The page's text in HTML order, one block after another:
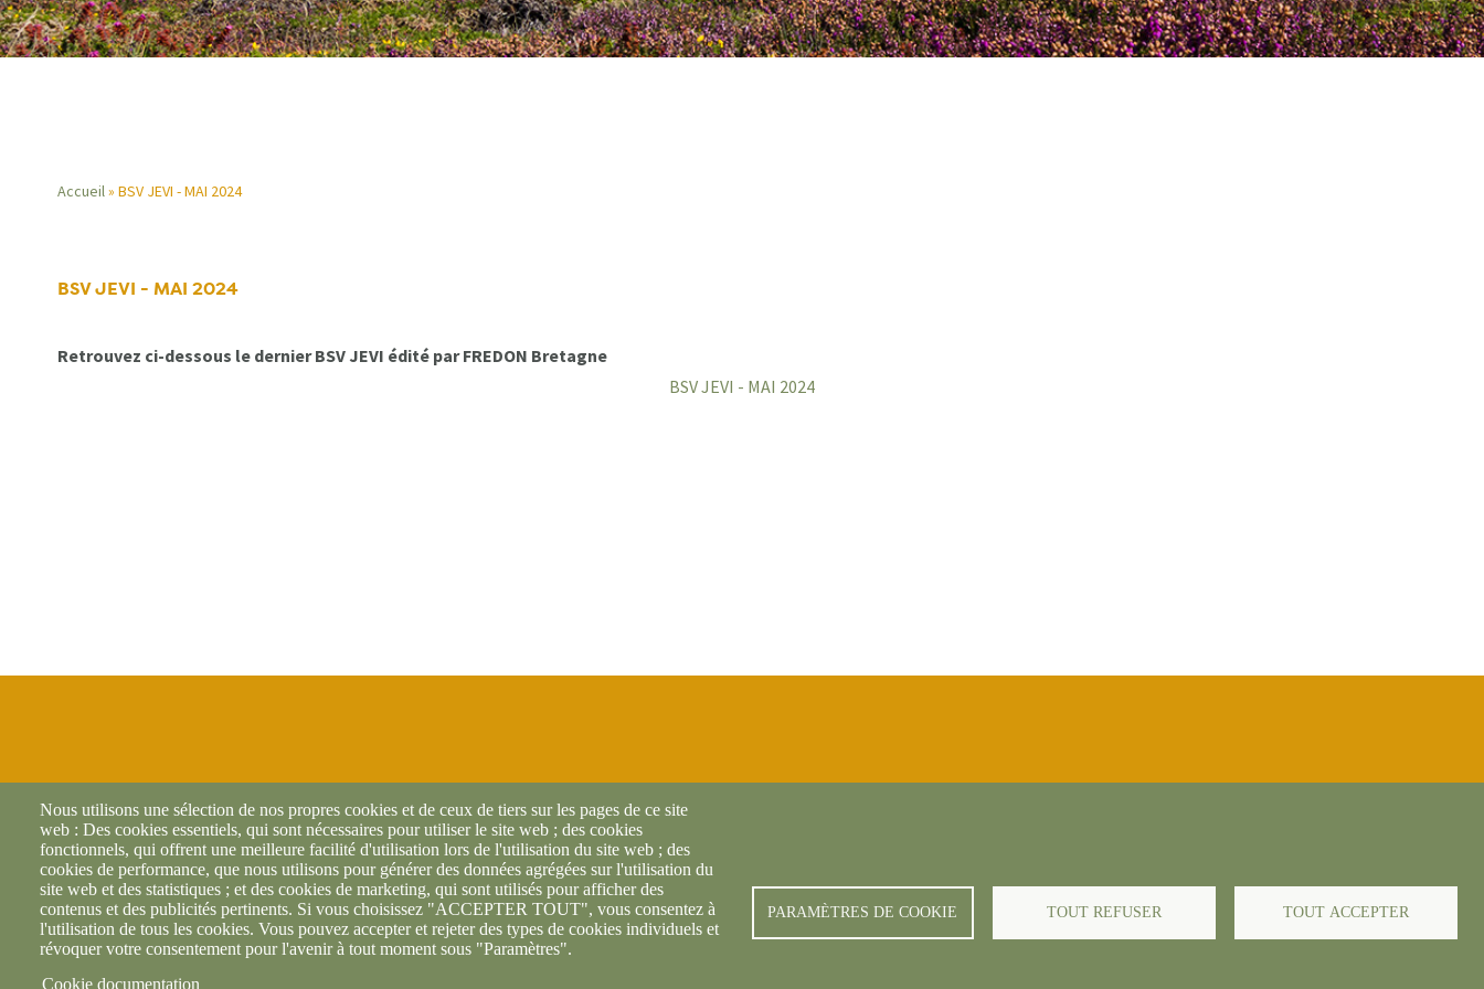
d'Ariane
Accueil BSV JEVI - MAI 2024
BSV JEVI - MAI 2024
Retrouvez ci-dessous le dernier BSV JEVI édité par FREDON Bretagne
BSV JEVI - MAI 2024
© FREDON 2019 -Mentions légales
Nous utilisons une sélection de nos propres cookies et de ceux de tiers sur les pages de ce site
web : Des cookies essentiels, qui sont nécessaires pour utiliser le site web ; des cookies
fonctionnels, qui offrent une meilleure facilité d'utilisation lors de l'utilisation du site web ; des
cookies de performance, que nous utilisons pour générer des données agrégées sur l'utilisation du
site web et des statistiques ; et des cookies de marketing, qui sont utilisés pour afficher des
contenus et des publicités pertinents. Si vous choisissez "ACCEPTER TOUT", vous consentez à
l'utilisation de tous les cookies. Vous pouvez accepter et rejeter des types de cookies individuels et
révoquer votre consentement pour l'avenir à tout moment sous "Paramètres".
Cookie documentation
PARAMÈTRES DE COOKIE TOUT REFUSER TOUT ACCEPTER